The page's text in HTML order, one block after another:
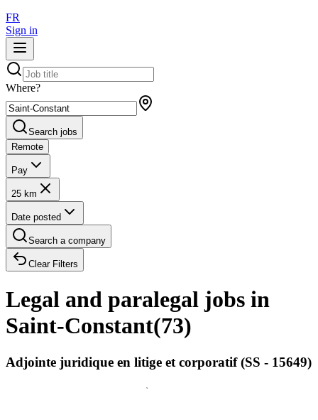
FR
Sign in
Where?
Search jobs
Remote
Pay
25 km
Date posted
Search a company
Clear Filters
Legal and paralegal jobs in
Saint-Constant(73)
Adjointe juridique en litige et corporatif (SS - 15649)